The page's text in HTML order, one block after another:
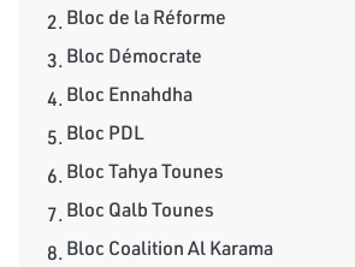
2.Bloc de la Réforme
3.Bloc Démocrate
4.Bloc Ennahdha
5.Bloc PDL
6.Bloc Tahya Tounes
7.Bloc Qalb Tounes
8.Bloc Coalition Al Karama